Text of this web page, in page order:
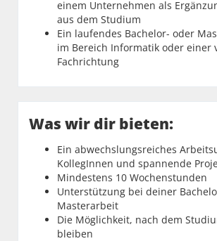
einem Unternehmen als
aus dem Studium
Ein laufendes Bachelor- oder
im Bereich Informatik oder einer
Fachrichtung
Was wir dir bieten:
Ein abwechslungsreiches
KollegInnen und spannende
Mindestens 10 Wochenstunden
Unterstützung bei deiner
Masterarbeit
Die Möglichkeit, nach dem
bleiben